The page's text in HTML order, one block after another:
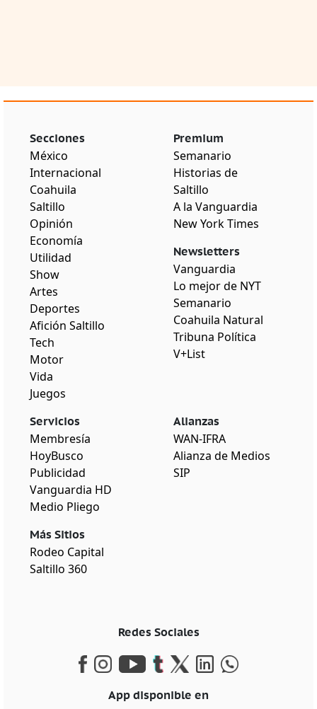
Secciones
México
Internacional
Coahuila
Saltillo
Opinión
Economía
Utilidad
Show
Artes
Deportes
Afición Saltillo
Tech
Motor
Vida
Juegos
Premium
Semanario
Historias de
Saltillo
A la Vanguardia
New York Times
Newsletters
Vanguardia
Lo mejor de NYT
Semanario
Coahuila Natural
Tribuna Política
V+List
Servicios
Membresía
HoyBusco
Publicidad
Vanguardia HD
Medio Pliego
Más Sitios
Rodeo Capital
Saltillo 360
Alianzas
WAN-IFRA
Alianza de Medios
SIP
Redes Sociales
App disponible en